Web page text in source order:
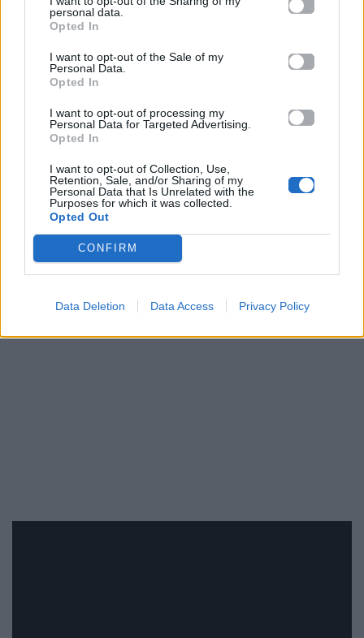
personal data.
Opted In
I want to opt-out of the Sale of my
Personal Data.
Opted In
I want to opt-out of processing my
Personal Data for Targeted Advertising.
Opted In
I want to opt-out of Collection, Use,
Retention, Sale, and/or Sharing of my
Personal Data that Is Unrelated with the
Purposes for which it was collected.
Opted Out
CONFIRM
Data Deletion Data Access Privacy Policy
Φοίβου με τη σκηνική παρουσία της Έλλης
Κοκκίνου, δημιουργώντας ένα οπτικοακουστικό
αποτέλεσμα που δύσκολα περνά απαρατήρητο.
παρουσιάζει απλώς ένανέο τραγούδι
, αλλά μια
ολοκληρωμένη πρόταση γεμάτη ενέργεια,
αυτοπεποίθηση και καλοκαιρινό αέρα. Το video
clip έρχεται να συμπληρώσει ιδανικά το μήνυμα
του τραγουδιού, υπενθυμίζοντας πως η ζωή
συνεχίζεται καλύτερα όταν αφήνουμε πίσω όσα
μας βαραίνουν.